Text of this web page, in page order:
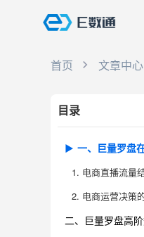
首页 文章中心
目录